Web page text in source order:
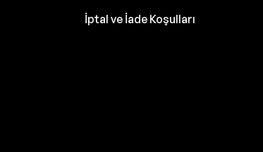
İptal ve İade Koşulları